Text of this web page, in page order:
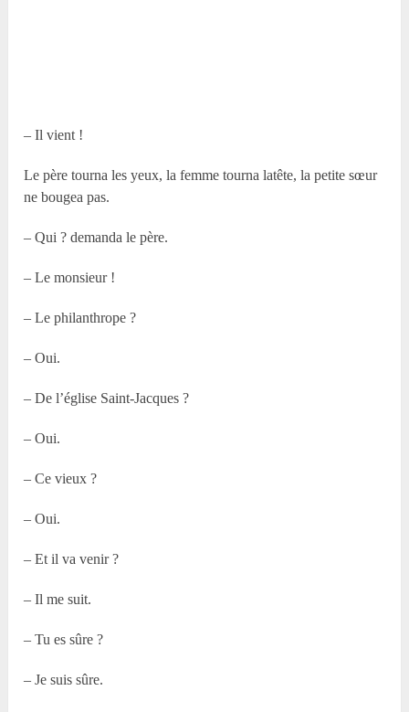
– Il vient !
Le père tourna les yeux, la femme tourna latête, la petite sœur
ne bougea pas.
– Qui ? demanda le père.
– Le monsieur !
– Le philanthrope ?
– Oui.
– De l’église Saint-Jacques ?
– Oui.
– Ce vieux ?
– Oui.
– Et il va venir ?
– Il me suit.
– Tu es sûre ?
– Je suis sûre.